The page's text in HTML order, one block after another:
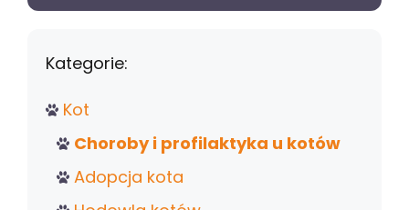
Kategorie:
Kot
Choroby i profilaktyka u kotów
Adopcja kota